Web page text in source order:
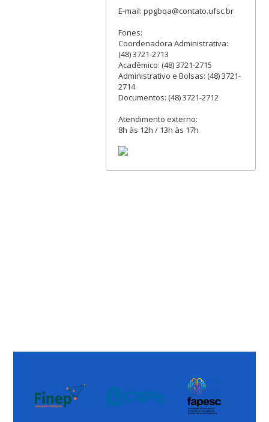
E-mail: ppgbqa@contato.ufsc.br
Fones:
Coordenadora Administrativa:
(48) 3721-2713
Acadêmico: (48) 3721-2715
Administrativo e Bolsas: (48) 3721-
2714
Documentos: (48) 3721-2712
Atendimento externo:
8h às 12h / 13h às 17h